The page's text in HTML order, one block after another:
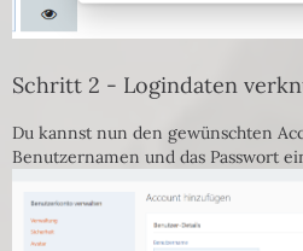
Schritt 2 - Logindaten
Du kannst nun den gewünschten
Benutzernamen und das Passwort